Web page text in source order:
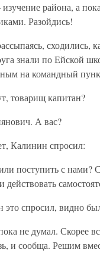
района, а
Разойдись!
сходились,
знали по Ейской
на командный
товарищ капитан?
А вас?
Калинин спросил:
поступить с нами?
действовать
спросил, видно
не думал. Скорее
и сообща. Решим